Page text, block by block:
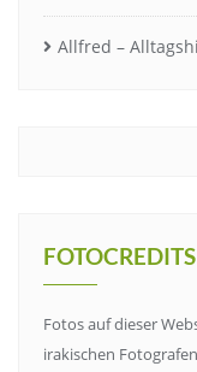
Allfred –
FOTOCREDITS
Fotos auf dieser
irakischen Fotografen